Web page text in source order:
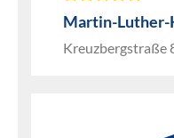
Martin-Luther-
Kreuzbergstraße